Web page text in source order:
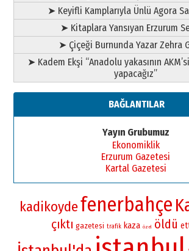
➤ Keyifli Kamplarıyla Ünlü Agora
➤ Kitaplara Yansıyan Erzurum
➤ Çiçeği Burnunda Yazar Zehra
➤ Kadem Ekşi “Anadolu yakasının
yapacağız”
BAĞLANTILAR
Yayın Grubumuz
Ekonomiklik
Erzurum Gazetesi
Kartal Gazetesi
kadikoydefenerbahçe
çıktı gazetesi trafik kaza özel öldü